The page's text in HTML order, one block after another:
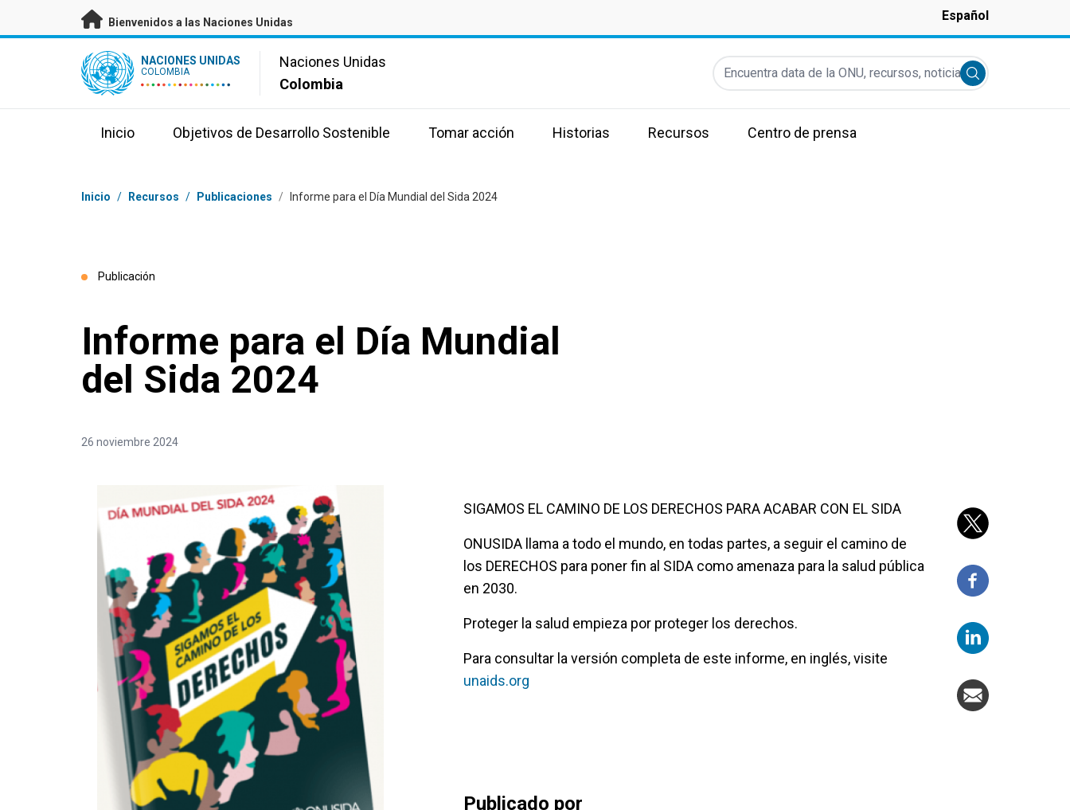
Saltar a contenido principal
Bienvenidos a las Naciones Unidas Español
UN Logo NACIONES UNIDAS
COLOMBIA
Naciones Unidas
Colombia
Encuentra data de la ONU, recursos, noticias y más...
Submit search
Inicio Objetivos de Desarrollo Sostenible Tomar acción Historias Recursos Centro de prensa
Coordenadas dentro de la ruta de navegación
Inicio / Recursos / Publicaciones / Informe para el Día Mundial del Sida 2024
Publicación
Informe para el Día Mundial
del Sida 2024
26 noviembre 2024
SIGAMOS EL CAMINO DE LOS DERECHOS PARA ACABAR CON EL SIDA
ONUSIDA llama a todo el mundo, en todas partes, a seguir el camino de
los DERECHOS para poner fin al SIDA como amenaza para la salud pública
en 2030.
Proteger la salud empieza por proteger los derechos.
Para consultar la versión completa de este informe, en inglés, visite
unaids.org
Publicado por